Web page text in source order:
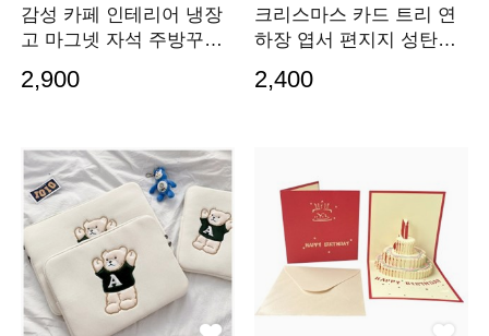
감성 카페 인테리어 냉장
고 마그넷 자석 주방꾸미
2,900
크리스마스 카드 트리 연
하장 엽서 편지지 성탄절
2,400